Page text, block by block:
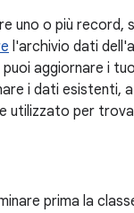
uno o più record,
l'archivio dati
aggiornare i
i dati esistenti,
utilizzato per
prima la